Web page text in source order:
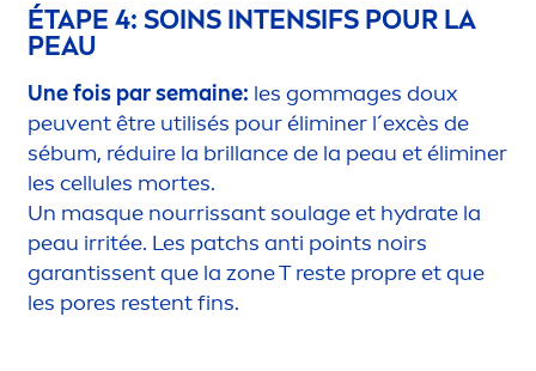
ÉTAPE 4: SOINS INTENSIFS POUR LA
PEAU
Une fois par semaine: les gommages doux
peuvent être utilisés pour éliminer l´excès de
sébum, réduire la brillance de la peau et éliminer
les cellules mortes.
Un masque nourrissant soulage et hydrate la
peau irritée. Les patchs anti points noirs
garantissent que la zone T reste propre et que
les pores restent fins.